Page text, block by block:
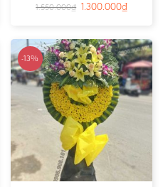
1.550.000₫ 1.300.000₫
-13%